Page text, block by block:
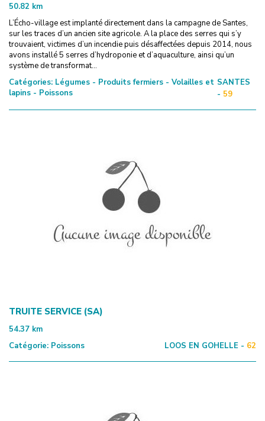
50.82 km
L’Écho-village est implanté directement dans la campagne de Santes,
sur les traces d’un ancien site agricole. A la place des serres qui s’y
trouvaient, victimes d’un incendie puis désaffectées depuis 2014, nous
avons installé 5 serres d’hydroponie et d’aquaculture, ainsi qu’un
système de transformat...
Catégories: Légumes - Produits fermiers - Volailles et
lapins - Poissons
SANTES
- 59
TRUITE SERVICE (SA)
54.37 km
Catégorie: Poissons LOOS EN GOHELLE - 62